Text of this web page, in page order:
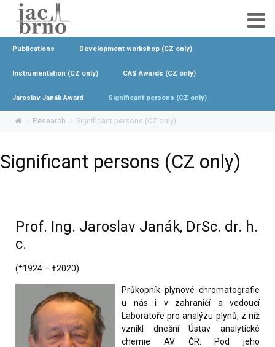
Publications Development workshop (CZ only)
Instrumentation (CZ only) CAS Awards (CZ only)
Jaroslav Janák Award Significant persons (CZ only)
Research Significant persons (CZ only)
Significant persons (CZ only)
Prof. Ing. Jaroslav Janák, DrSc. dr. h.
c.
(*1924 – †2020)
Průkopník plynové chromatografie
u nás i v zahraničí a vedoucí
Laboratoře pro analýzu plynů, z níž
vznikl dnešní Ústav analytické
chemie AV ČR. Pod jeho